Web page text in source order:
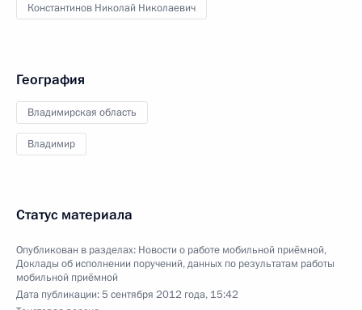
Константинов Николай Николаевич
География
Владимирская область
Владимир
Статус материала
Опубликован в разделах: Новости о работе мобильной приёмной,
Доклады об исполнении поручений, данных по результатам работы
мобильной приёмной
Дата публикации:5 сентября 2012 года, 15:42